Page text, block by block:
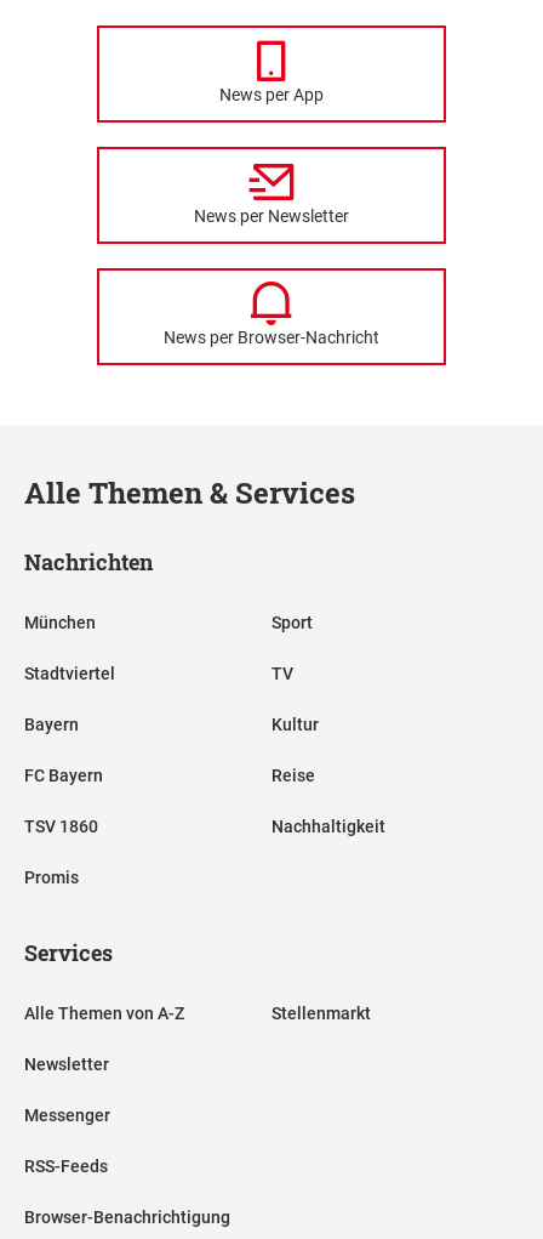
News per App
News per Newsletter
News per Browser-Nachricht
Alle Themen & Services
Nachrichten
München
Stadtviertel
Bayern
FC Bayern
TSV 1860
Promis
Sport
TV
Kultur
Reise
Nachhaltigkeit
Services
Alle Themen von A-Z
Newsletter
Messenger
RSS-Feeds
Browser-Benachrichtigung
Stellenmarkt